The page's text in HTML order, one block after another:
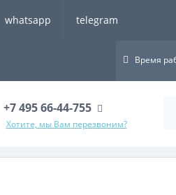
whatsapp telegram
Время
+7 495 66-44-755
Хотите, мы Вам перезвоним?